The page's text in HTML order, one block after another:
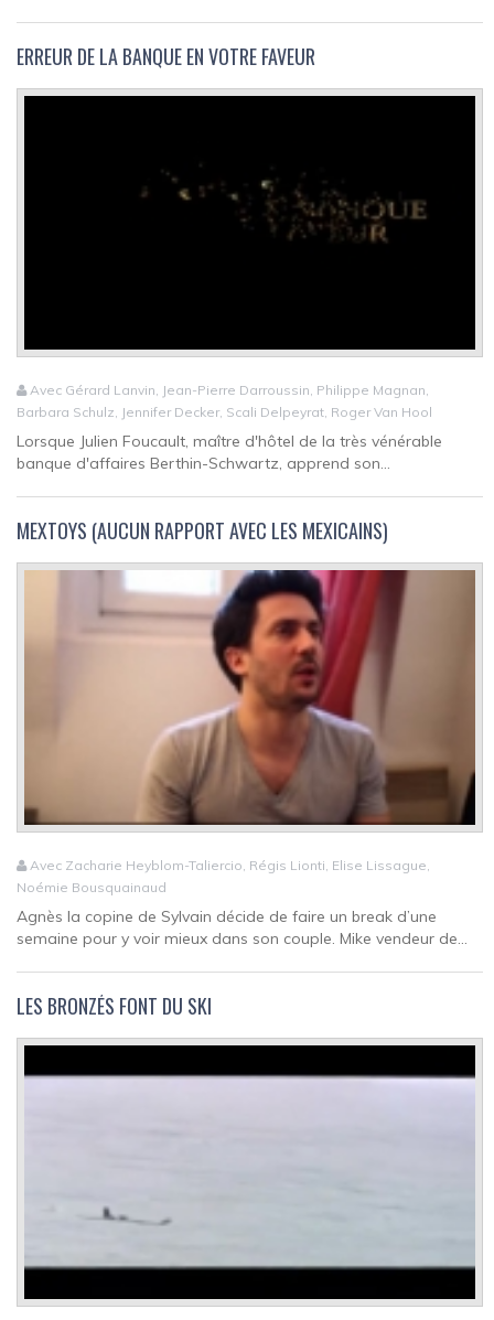
ERREUR DE LA BANQUE EN VOTRE FAVEUR
Avec Gérard Lanvin, Jean-Pierre Darroussin, Philippe Magnan,
Barbara Schulz, Jennifer Decker, Scali Delpeyrat, Roger Van Hool
Lorsque Julien Foucault, maître d'hôtel de la très vénérable
banque d'affaires Berthin-Schwartz, apprend son...
MEXTOYS (AUCUN RAPPORT AVEC LES MEXICAINS)
Avec Zacharie Heyblom-Taliercio, Régis Lionti, Elise Lissague,
Noémie Bousquainaud
Agnès la copine de Sylvain décide de faire un break d’une
semaine pour y voir mieux dans son couple. Mike vendeur de...
LES BRONZÉS FONT DU SKI